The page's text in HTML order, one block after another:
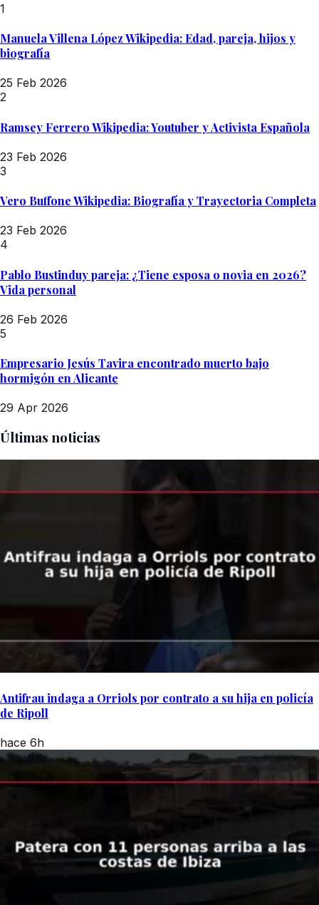
1
Manuela Villena López Wikipedia: Edad, pareja, hijos y
biografía
25 Feb 2026
2
Ramsey Ferrero Wikipedia: Youtuber y Activista Española
23 Feb 2026
3
Vero Buffone Wikipedia: Biografía y Trayectoria Completa
23 Feb 2026
4
Pablo Bustinduy pareja: ¿Tiene esposa o novia en 2026?
Vida personal
26 Feb 2026
5
Empresario Jesús Tavira encontrado muerto bajo
hormigón en Alicante
29 Apr 2026
Últimas noticias
Antifrau indaga a Orriols por contrato a su hija en policía
de Ripoll
hace 6h